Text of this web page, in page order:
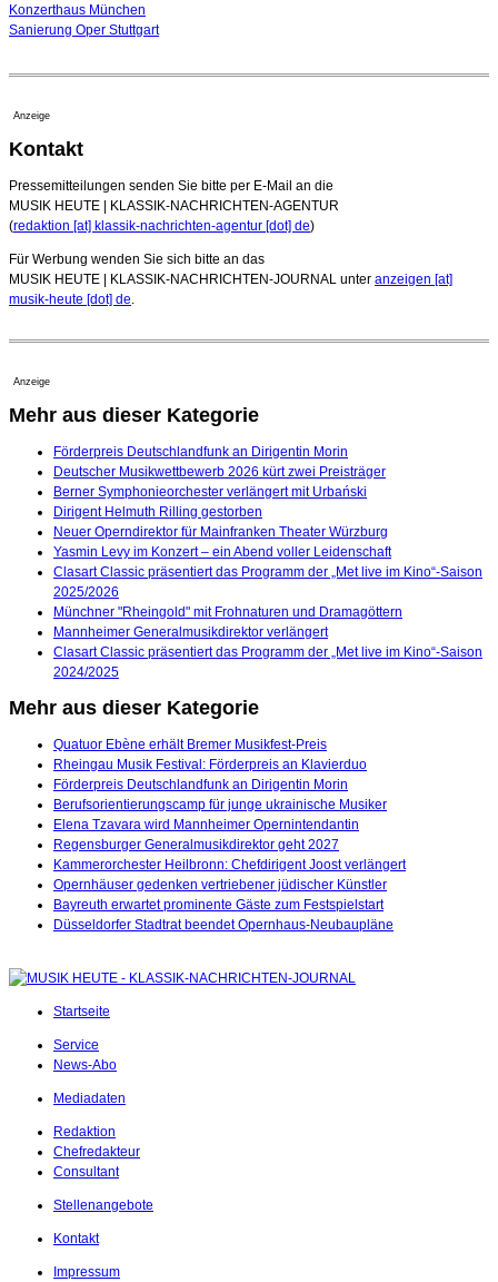
Konzerthaus München
Sanierung Oper Stuttgart
Anzeige
Kontakt
Pressemitteilungen senden Sie bitte per E-Mail an die
MUSIK HEUTE | KLASSIK-NACHRICHTEN-AGENTUR
(redaktion [at] klassik-nachrichten-agentur [dot] de)
Für Werbung wenden Sie sich bitte an das
MUSIK HEUTE | KLASSIK-NACHRICHTEN-JOURNAL unter anzeigen [at]
musik-heute [dot] de
Anzeige
Mehr aus dieser Kategorie
Förderpreis Deutschlandfunk an Dirigentin Morin
Deutscher Musikwettbewerb 2026 kürt zwei Preisträger
Berner Symphonieorchester verlängert mit Urbański
Dirigent Helmuth Rilling gestorben
Neuer Operndirektor für Mainfranken Theater Würzburg
Yasmin Levy im Konzert – ein Abend voller Leidenschaft
Clasart Classic präsentiert das Programm der „Met live im Kino“-Saison
2025/2026
Münchner "Rheingold" mit Frohnaturen und Dramagöttern
Mannheimer Generalmusikdirektor verlängert
Clasart Classic präsentiert das Programm der „Met live im Kino“-Saison
2024/2025
Mehr aus dieser Kategorie
Quatuor Ebène erhält Bremer Musikfest-Preis
Rheingau Musik Festival: Förderpreis an Klavierduo
Förderpreis Deutschlandfunk an Dirigentin Morin
Berufsorientierungscamp für junge ukrainische Musiker
Elena Tzavara wird Mannheimer Opernintendantin
Regensburger Generalmusikdirektor geht 2027
Kammerorchester Heilbronn: Chefdirigent Joost verlängert
Opernhäuser gedenken vertriebener jüdischer Künstler
Bayreuth erwartet prominente Gäste zum Festspielstart
Düsseldorfer Stadtrat beendet Opernhaus-Neubaupläne
Startseite
Service
News-Abo
Mediadaten
Redaktion
Chefredakteur
Consultant
Stellenangebote
Kontakt
Impressum